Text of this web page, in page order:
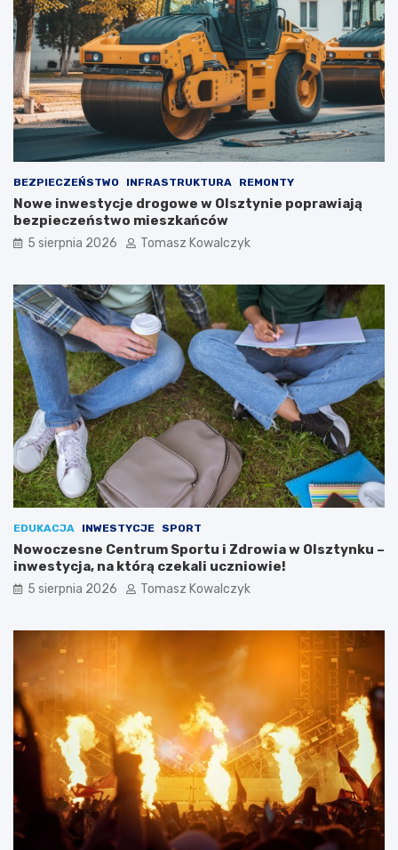
BEZPIECZEŃSTWO INFRASTRUKTURA REMONTY
Nowe inwestycje drogowe w Olsztynie poprawiają
bezpieczeństwo mieszkańców
5 sierpnia 2026 Tomasz Kowalczyk
EDUKACJA INWESTYCJE SPORT
Nowoczesne Centrum Sportu i Zdrowia w Olsztynku –
inwestycja, na którą czekali uczniowie!
5 sierpnia 2026 Tomasz Kowalczyk